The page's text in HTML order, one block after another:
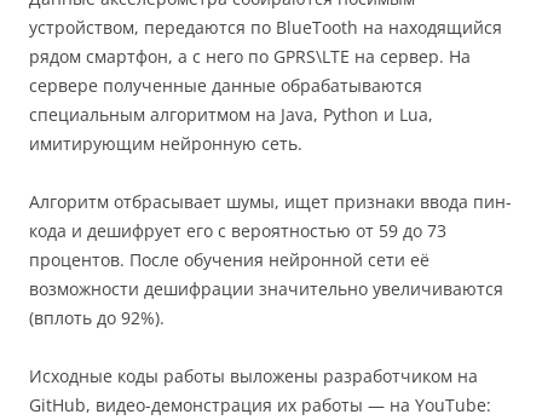
устройством, передаются по BlueTooth на находящийся
рядом смартфон, а с него по GPRS\LTE на сервер. На
сервере полученные данные обрабатываются
специальным алгоритмом на Java, Python и Lua,
имитирующим нейронную сеть.
Алгоритм отбрасывает шумы, ищет признаки ввода пин-
кода и дешифрует его с вероятностью от 59 до 73
процентов. После обучения нейронной сети её
возможности дешифрации значительно увеличиваются
(вплоть до 92%).
Исходные коды работы выложены разработчиком на
GitHub, видео-демонстрация их работы — на YouTube: